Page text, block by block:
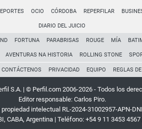
OCIO CÓRDOBA REPERFILAR
DIARIO DEL JUICIO
FORTUNA PARABRISAS ROUGE MÍA
AVENTURAS NA HISTORIA ROLLING STONE
CONTÁCTENOS PRIVACIDAD EQUIPO REGLAS
S.A. | © Perfil.com 2006-2026 - Todos los
Editor responsable: Carlos Piro.
propiedad intelectual RL-2024-31002957-APN-
, CABA, Argentina| Teléfono: +54 9 11 3453 4567